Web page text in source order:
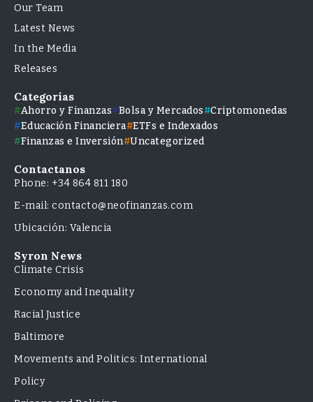
Our Team
Latest News
In the Media
Releases
Categorías
Ahorro y Finanzas Bolsa y Mercados
Criptomonedas
Educación Financiera ETFs e Indexados
Finanzas e Inversión Uncategorized
Contactanos
Phone: +34 864 811 180
E-mail: contacto@neofinanzas.com
Ubicación: Valencia
Syron News
Climate Crisis
Economy and Inequality
Racial Justice
Baltimore
Movements and Politics: International
Policy